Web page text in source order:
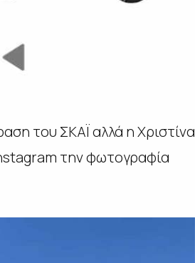
του ΣΚΑΪ αλλά η Χριστίνα
την φωτογραφία